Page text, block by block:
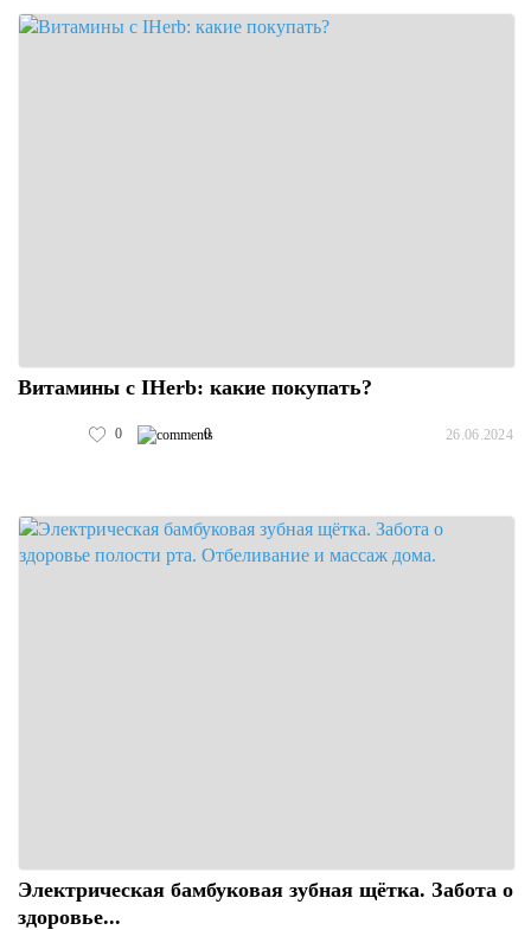
Витамины с IHerb: какие покупать?
0 0 26.06.2024
Электрическая бамбуковая зубная щётка. Забота о
здоровье...